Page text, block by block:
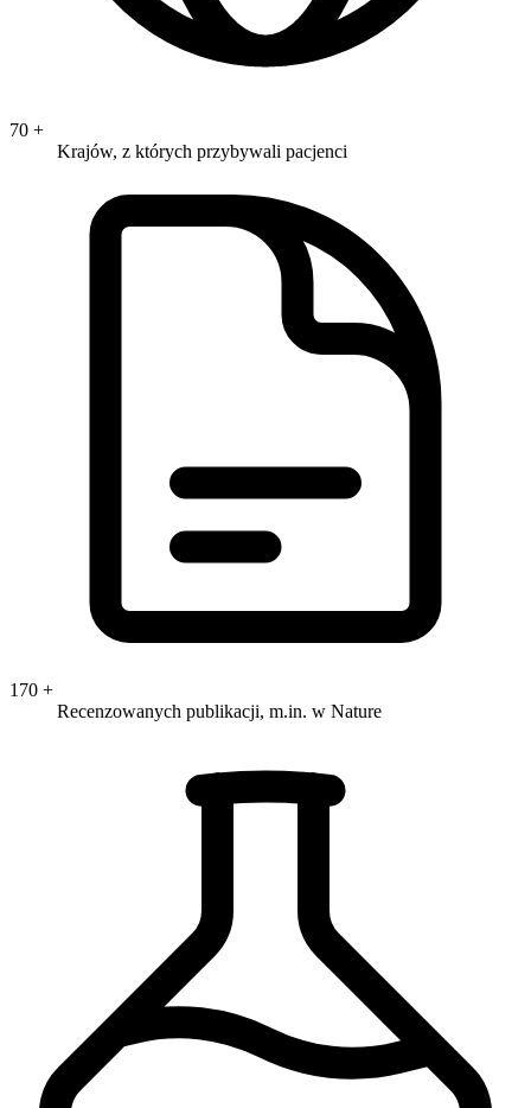
70 +
Krajów, z których przybywali pacjenci
170 +
Recenzowanych publikacji, m.in. w Nature